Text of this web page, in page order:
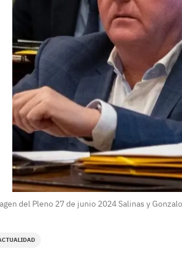
del Pleno 27 de junio 2024 Salinas y Gonzalo